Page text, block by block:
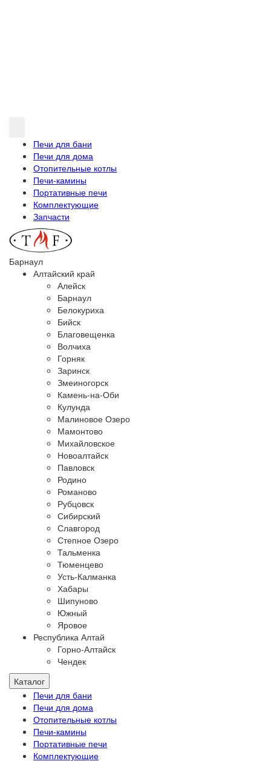
Печи для бани
Печи для дома
Отопительные котлы
Печи-камины
Портативные печи
Комплектующие
Запчасти
Барнаул
Алтайский край
Алейск
Барнаул
Белокуриха
Бийск
Благовещенка
Волчиха
Горняк
Заринск
Змеиногорск
Камень-на-Оби
Кулунда
Малиновое Озеро
Мамонтово
Михайловское
Новоалтайск
Павловск
Родино
Романово
Рубцовск
Сибирский
Славгород
Степное Озеро
Тальменка
Тюменцево
Усть-Калманка
Хабары
Шипуново
Южный
Яровое
Республика Алтай
Горно-Алтайск
Чендек
Каталог
Печи для бани
Печи для дома
Отопительные котлы
Печи-камины
Портативные печи
Комплектующие